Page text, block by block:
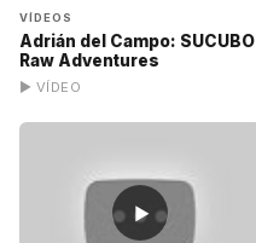
VÍDEOS
Adrián del Campo: SUCUBO
Raw Adventures
▶ VÍDEO
▶